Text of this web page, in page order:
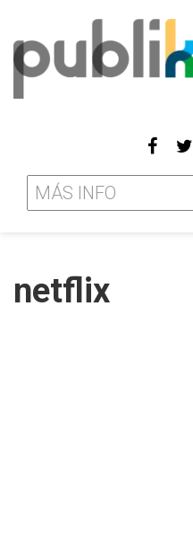
netflix